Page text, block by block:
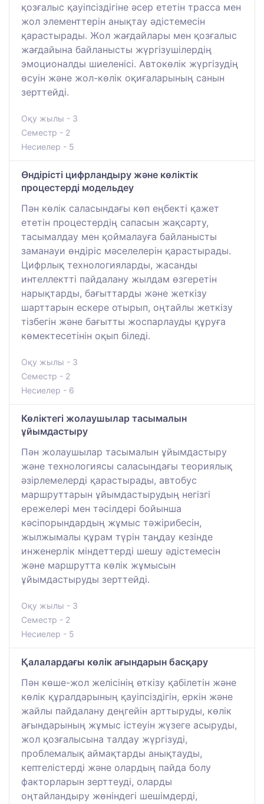
қозғалыс қауіпсіздігіне әсер ететін трасса мен
жол элементтерін анықтау әдістемесін
қарастырады. Жол жағдайлары мен қозғалыс
жағдайына байланысты жүргізушілердің
эмоционалды шиеленісі. Автокөлік жүргізудің
өсуін және жол-көлік оқиғаларының санын
зерттейді.
Оқу жылы - 3
Семестр - 2
Несиелер - 5
Өндірісті цифрландыру және көліктік
процестерді модельдеу
Пән көлік саласындағы көп еңбекті қажет
ететін процестердің сапасын жақсарту,
тасымалдау мен қоймалауға байланысты
заманауи өндіріс мәселелерін қарастырады.
Цифрлық технологияларды, жасанды
интеллектті пайдалану жылдам өзгеретін
нарықтарды, бағыттарды және жеткізу
шарттарын ескере отырып, оңтайлы жеткізу
тізбегін және бағытты жоспарлауды құруға
көмектесетінін оқып біледі.
Оқу жылы - 3
Семестр - 2
Несиелер - 6
Көліктегі жолаушылар тасымалын
ұйымдастыру
Пән жолаушылар тасымалын ұйымдастыру
және технологиясы саласындағы теориялық
әзірлемелерді қарастырады, автобус
маршруттарын ұйымдастырудың негізгі
ережелері мен тәсілдері бойынша
кәсіпорындардың жұмыс тәжірибесін,
жылжымалы құрам түрін таңдау кезінде
инженерлік міндеттерді шешу әдістемесін
және маршрутта көлік жұмысын
ұйымдастыруды зерттейді.
Оқу жылы - 3
Семестр - 2
Несиелер - 5
Қалалардағы көлік ағындарын басқару
Пән көше-жол желісінің өткізу қабілетін және
көлік құралдарының қауіпсіздігін, еркін және
жайлы пайдалану деңгейін арттыруды, көлік
ағындарының жұмыс істеуін жүзеге асыруды,
жол қозғалысына талдау жүргізуді,
проблемалық аймақтарды анықтауды,
кептелістерді және олардың пайда болу
факторларын зерттеуді, оларды
оңтайландыру жөніндегі шешімдерді,